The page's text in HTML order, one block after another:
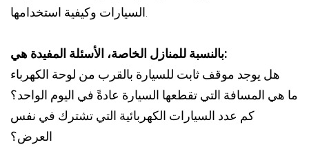
بالنسبة للمنازل الخاصة، الأسئلة المفيدة هي:
هل يوجد موقف ثابت للسيارة بالقرب من لوحة الكهرباء
ما هي المسافة التي تقطعها السيارة عادةً في اليوم الواحد؟
كم عدد السيارات الكهربائية التي تشترك في نفس
العرض؟